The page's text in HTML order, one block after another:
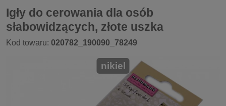
Igły do cerowania dla osób
słabowidzących, złote uszka
Kod towaru: 020782_190090_78249
nikiel